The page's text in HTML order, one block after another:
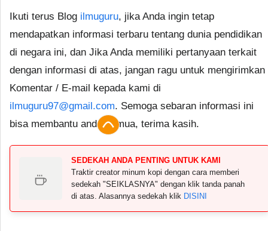
Ikuti terus Blog ilmuguru, jika Anda ingin tetap
mendapatkan informasi terbaru tentang dunia pendidikan
di negara ini, dan Jika Anda memiliki pertanyaan terkait
dengan informasi di atas, jangan ragu untuk mengirimkan
Komentar / E-mail kepada kami di
ilmuguru97@gmail.com. Semoga sebaran informasi ini
bisa membantu anda semua, terima kasih.
SEDEKAH ANDA PENTING UNTUK KAMI
Traktir creator minum kopi dengan cara memberi
sedekah "SEIKLASNYA" dengan klik tanda panah
di atas. Alasannya sedekah klik DISINI